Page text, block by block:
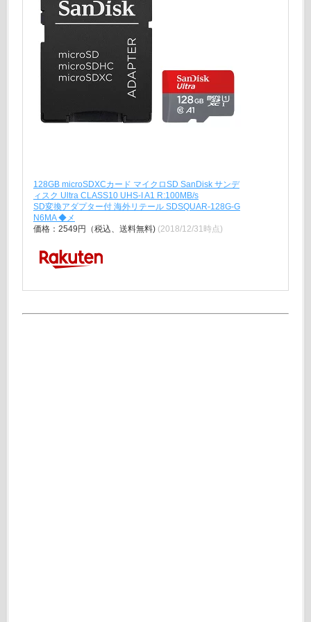
128GB microSDXCカード マイクロSD SanDisk サンデ
ィスク Ultra CLASS10 UHS-I A1 R:100MB/s
SD変換アダプター付 海外リテール SDSQUAR-128G-G
N6MA ◆メ
価格：2549円（税込、送料無料) (2018/12/31時点)